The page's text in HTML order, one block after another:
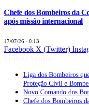
Chefe dos Bombeiros da
após missão internacional
17/07/26 - 0:13
Facebook X (Twitter)
Liga dos Bombeiros
Proteção Civil e
Novo Comando dos
Chefe dos Bombeiros